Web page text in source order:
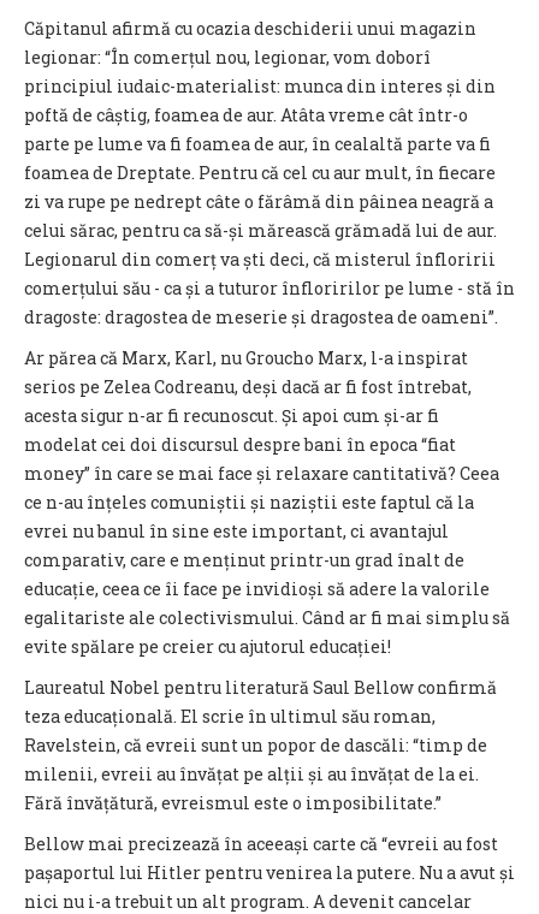
Căpitanul afirmă cu ocazia deschiderii unui magazin
legionar: “În comerțul nou, legionar, vom doborî
principiul iudaic-materialist: munca din interes și din
poftă de câștig, foamea de aur. Atâta vreme cât într-o
parte pe lume va fi foamea de aur, în cealaltă parte va fi
foamea de Dreptate. Pentru că cel cu aur mult, în fiecare
zi va rupe pe nedrept câte o fărâmă din pâinea neagră a
celui sărac, pentru ca să-și mărească grămadă lui de aur.
Legionarul din comerț va ști deci, că misterul înfloririi
comerțului său - ca și a tuturor înfloririlor pe lume - stă în
dragoste: dragostea de meserie și dragostea de oameni”.
Ar părea că Marx, Karl, nu Groucho Marx, l-a inspirat
serios pe Zelea Codreanu, deși dacă ar fi fost întrebat,
acesta sigur n-ar fi recunoscut. Și apoi cum și-ar fi
modelat cei doi discursul despre bani în epoca “fiat
money” în care se mai face și relaxare cantitativă? Ceea
ce n-au înțeles comuniștii și naziștii este faptul că la
evrei nu banul în sine este important, ci avantajul
comparativ, care e menținut printr-un grad înalt de
educație, ceea ce îi face pe invidioși să adere la valorile
egalitariste ale colectivismului. Când ar fi mai simplu să
evite spălare pe creier cu ajutorul educației!
Laureatul Nobel pentru literatură Saul Bellow confirmă
teza educațională. El scrie în ultimul său roman,
Ravelstein, că evreii sunt un popor de dascăli: “timp de
milenii, evreii au învățat pe alții și au învățat de la ei.
Fără învățătură, evreismul este o imposibilitate.”
Bellow mai precizează în aceeași carte că “evreii au fost
pașaportul lui Hitler pentru venirea la putere. Nu a avut și
nici nu i-a trebuit un alt program. A devenit cancelar